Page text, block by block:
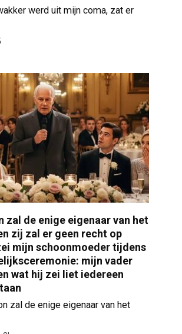
werd uit mijn coma, zat er
zal de enige eigenaar van het
zij zal er geen recht op
mijn schoonmoeder tijdens
mijn vader
wat hij zei liet iedereen
zal de enige eigenaar van het